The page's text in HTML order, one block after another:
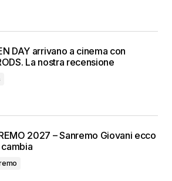
DAY arrivano a cinema con
La nostra recensione
2027 – Sanremo Giovani ecco